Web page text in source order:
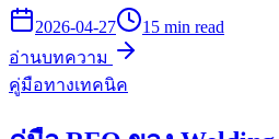
2026-04-27
15 min read
อ่านบทความ
คู่มือทางเทคนิค